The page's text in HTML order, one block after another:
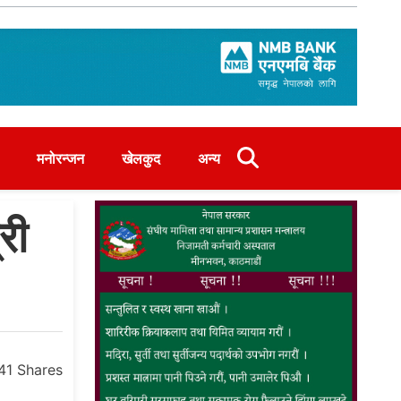
मनोरन्जन खेलकुद अन्य
Shares